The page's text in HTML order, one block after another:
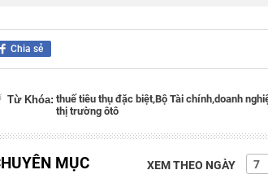
Chia sẻ
Từ Khóa: thuế tiêu thụ đặc biệt,Bộ Tài chính,doanh
thị trường ôtô
MỤC XEM THEO NGÀY